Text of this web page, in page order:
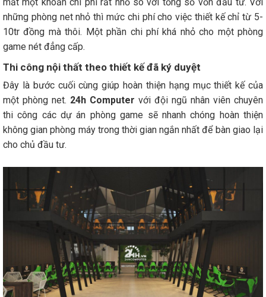
mất một khoản chi phí rất nhỏ so với tổng số vốn đầu tư. Với
những phòng net nhỏ thì mức chi phí cho việc thiết kế chỉ từ 5-
10tr đồng mà thôi. Một phần chi phí khá nhỏ cho một phòng
game nét đẳng cấp.
Thi công nội thất theo thiết kế đã ký duyệt
Đây là bước cuối cùng giúp hoàn thiện hạng mục thiết kế của
một phòng net. 24h Computer với đội ngũ nhân viên chuyên
thi công các dự án phòng game sẽ nhanh chóng hoàn thiện
không gian phòng máy trong thời gian ngắn nhất để bàn giao lại
cho chủ đầu tư.